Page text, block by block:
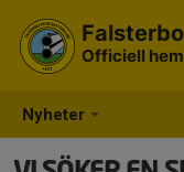
Nyheter
Officiell